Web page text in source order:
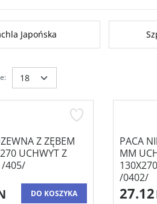
Japońska
:
Z ZĘBEM
UCHWYT Z
/405/
DO KOSZYKA
PACA
MM
/0402/
27.12